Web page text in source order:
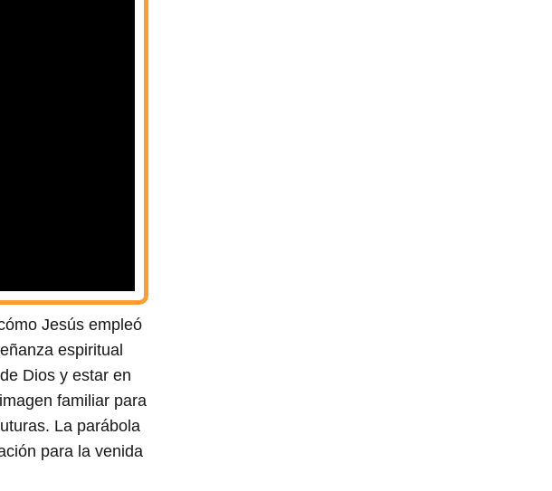
Jesús empleó
espiritual
Dios y estar en
familiar para
La parábola
para la venida